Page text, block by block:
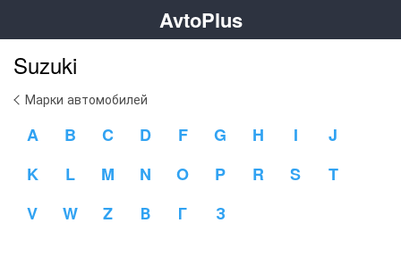
AvtoPlus
Suzuki
Марки автомобилей
A B C D F G H I
J
K
L M N O P R S
T
V
W Z В Г З